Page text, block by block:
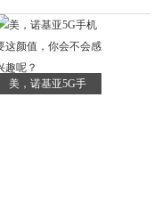
美，诺基亚5G手